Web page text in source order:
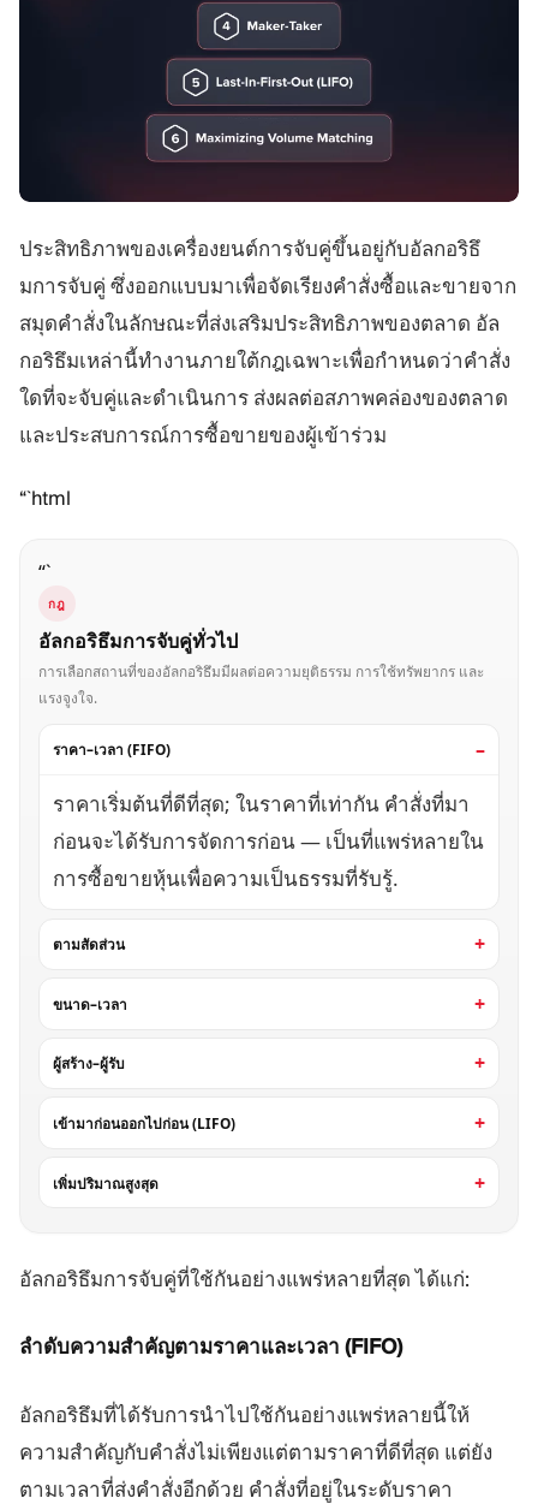
ประสิทธิภาพของเครื่องยนต์การจับคู่ขึ้นอยู่กับอัลกอริธึ
มการจับคู่ ซึ่งออกแบบมาเพื่อจัดเรียงคำสั่งซื้อและขายจาก
สมุดคำสั่งในลักษณะที่ส่งเสริมประสิทธิภาพของตลาด อัล
กอริธึมเหล่านี้ทำงานภายใต้กฎเฉพาะเพื่อกำหนดว่าคำสั่ง
ใดที่จะจับคู่และดำเนินการ ส่งผลต่อสภาพคล่องของตลาด
และประสบการณ์การซื้อขายของผู้เข้าร่วม
“`html
“`
กฎ
อัลกอริธึมการจับคู่ทั่วไป
การเลือกสถานที่ของอัลกอริธึมมีผลต่อความยุติธรรม การใช้ทรัพยากร และ
แรงจูงใจ.
ราคา–เวลา (FIFO)
ราคาเริ่มต้นที่ดีที่สุด; ในราคาที่เท่ากัน คำสั่งที่มา
ก่อนจะได้รับการจัดการก่อน — เป็นที่แพร่หลายใน
การซื้อขายหุ้นเพื่อความเป็นธรรมที่รับรู้.
ตามสัดส่วน
ขนาด–เวลา
ผู้สร้าง–ผู้รับ
เข้ามาก่อนออกไปก่อน (LIFO)
เพิ่มปริมาณสูงสุด
อัลกอริธึมการจับคู่ที่ใช้กันอย่างแพร่หลายที่สุด ได้แก่:
ลำดับความสำคัญตามราคาและเวลา (FIFO)
อัลกอริธึมที่ได้รับการนำไปใช้กันอย่างแพร่หลายนี้ให้
ความสำคัญกับคำสั่งไม่เพียงแต่ตามราคาที่ดีที่สุด แต่ยัง
ตามเวลาที่ส่งคำสั่งอีกด้วย คำสั่งที่อยู่ในระดับราคา